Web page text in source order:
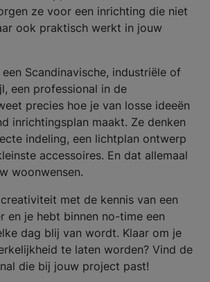
ze voor een inrichting die niet
ook praktisch werkt in jouw
Scandinavische, industriële of
een professional in de
precies hoe je van losse ideeën
inrichtingsplan maakt. Ze denken
indeling, een lichtplan ontwerp
accessoires. En dat allemaal
woonwensen.
met de kennis van een
en je hebt binnen no-time een
dag blij van wordt. Klaar om je
te laten worden? Vind de
die bij jouw project past!